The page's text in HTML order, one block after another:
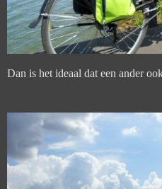
Dan is het ideaal dat een ander